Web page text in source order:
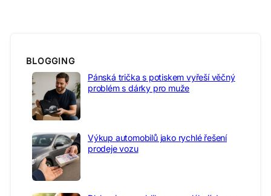
BLOGGING
Pánská trička s potiskem vyřeší věčný
problém s dárky pro muže
Výkup automobilů jako rychlé řešení
prodeje vozu